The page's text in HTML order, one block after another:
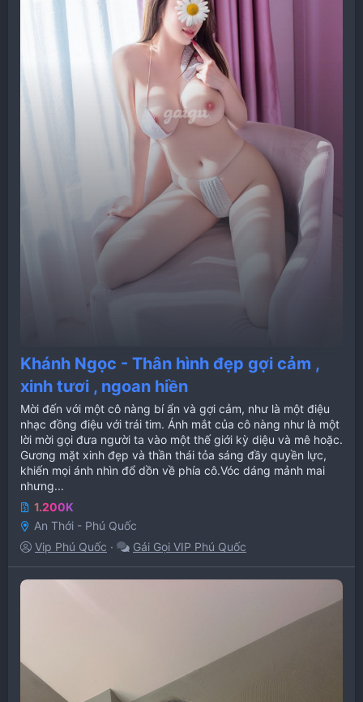
Khánh Ngọc - Thân hình đẹp gợi cảm ,
xinh tươi , ngoan hiền
Mời đến với một cô nàng bí ẩn và gợi cảm, như là một điệu
nhạc đồng điệu với trái tim. Ánh mắt của cô nàng như là một
lời mời gọi đưa người ta vào một thế giới kỳ diệu và mê hoặc.
Gương mặt xinh đẹp và thần thái tỏa sáng đầy quyền lực,
khiến mọi ánh nhìn đổ dồn về phía cô.Vóc dáng mảnh mai
nhưng...
1.200K
An Thới - Phú Quốc
Vip Phú Quốc
Gái Gọi VIP Phú Quốc